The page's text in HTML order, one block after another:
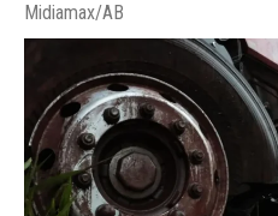
Midiamax/AB